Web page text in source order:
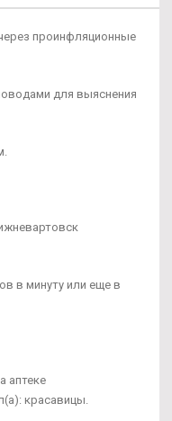
проинфляционные
для выяснения
в минуту или еще в
аптеке
красавицы.